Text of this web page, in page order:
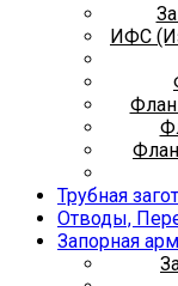
ИФС
Трубная
Отводы,
Запорная